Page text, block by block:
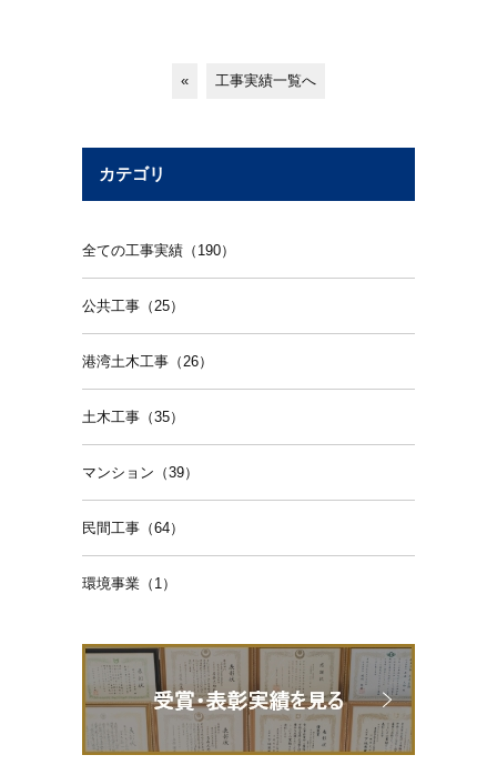
« 工事実績一覧へ
カテゴリ
全ての工事実績（190）
公共工事（25）
港湾土木工事（26）
土木工事（35）
マンション（39）
民間工事（64）
環境事業（1）